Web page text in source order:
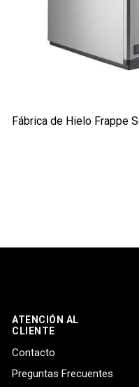
Fábrica de Hielo Frappe
ATENCIÓN AL
CLIENTE
Contacto
Preguntas Frecuentes